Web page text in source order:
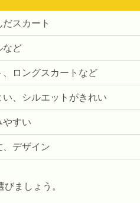
スカート
など
ロングスカートなど
、シルエットがきれい
やすい
デザイン
ましょう。